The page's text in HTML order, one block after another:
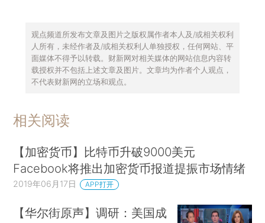
观点频道所发布文章及图片之版权属作者本人及/或相关权利
人所有，未经作者及/或相关权利人单独授权，任何网站、平
面媒体不得予以转载。财新网对相关媒体的网站信息内容转
载授权并不包括上述文章及图片。文章均为作者个人观点，
不代表财新网的立场和观点。
相关阅读
【加密货币】比特币升破9000美元
Facebook将推出加密货币报道提振市场情绪
2019年06月17日 APP打开
【华尔街原声】调研：美国成